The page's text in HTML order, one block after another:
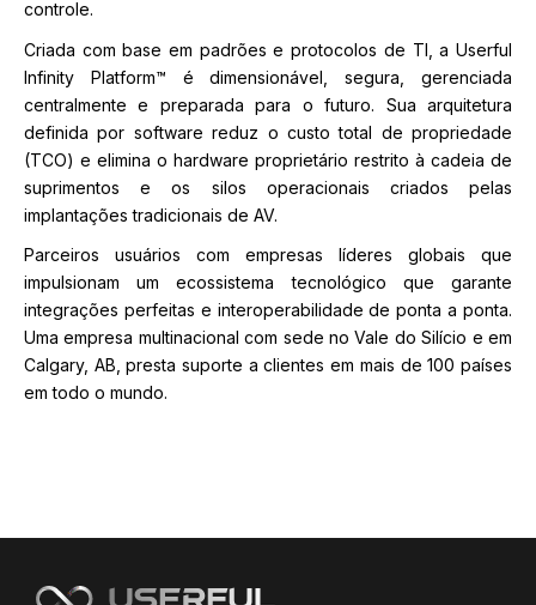
controle.
Criada com base em padrões e protocolos de TI, a Userful
Infinity Platform™ é dimensionável, segura, gerenciada
centralmente e preparada para o futuro. Sua arquitetura
definida por software reduz o custo total de propriedade
(TCO) e elimina o hardware proprietário restrito à cadeia de
suprimentos e os silos operacionais criados pelas
implantações tradicionais de AV.
Parceiros usuários com empresas líderes globais que
impulsionam um ecossistema tecnológico que garante
integrações perfeitas e interoperabilidade de ponta a ponta.
Uma empresa multinacional com sede no Vale do Silício e em
Calgary, AB, presta suporte a clientes em mais de 100 países
em todo o mundo.